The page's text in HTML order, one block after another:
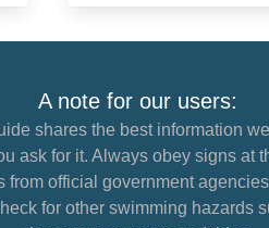
A note for our users:
shares the best information
ask for it. Always obey signs at
from official government
for other swimming hazards